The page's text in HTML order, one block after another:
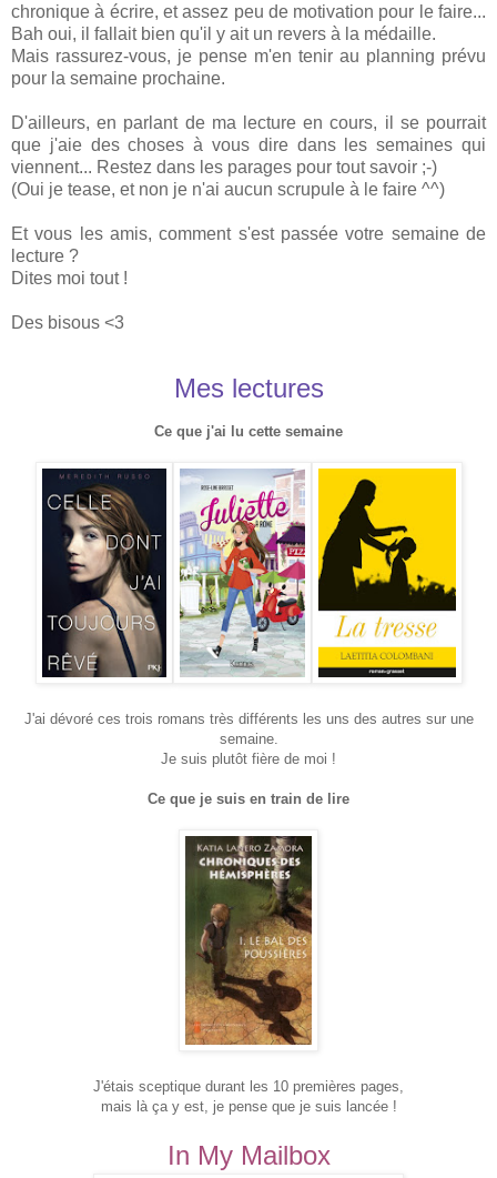
chronique à écrire, et assez peu de motivation pour le faire...
Bah oui, il fallait bien qu'il y ait un revers à la médaille.
Mais rassurez-vous, je pense m'en tenir au planning prévu
pour la semaine prochaine.
D'ailleurs, en parlant de ma lecture en cours, il se pourrait
que j'aie des choses à vous dire dans les semaines qui
viennent... Restez dans les parages pour tout savoir ;-)
(Oui je tease, et non je n'ai aucun scrupule à le faire ^^)
Et vous les amis, comment s'est passée votre semaine de
lecture ?
Dites moi tout !
Des bisous <3
Mes lectures
Ce que j'ai lu cette semaine
J'ai dévoré ces trois romans très différents les uns des autres sur une
semaine.
Je suis plutôt fière de moi !
Ce que je suis en train de lire
J'étais sceptique durant les 10 premières pages,
mais là ça y est, je pense que je suis lancée !
In My Mailbox